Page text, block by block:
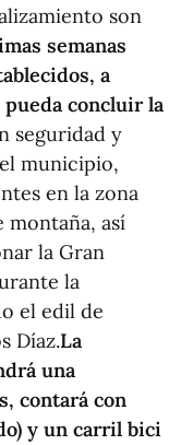
son
semanas
a
concluir la
seguridad y
municipio,
en la zona
montaña, así
la Gran
la
el edil de
Díaz.La
una
contará con
y un carril bici